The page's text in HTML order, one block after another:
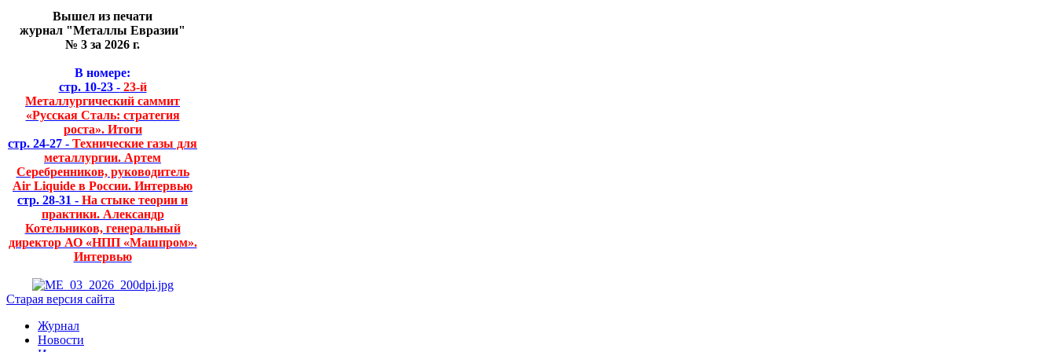
Вышел из печати
журнал "Металлы Евразии"
№ 3 за 2026 г.
В номере:
стр. 10-23 -23-й
Металлургический саммит
«Русская Сталь: стратегия
роста». Итоги
стр. 24-27 - Технические газы для
металлургии. Артем
Серебренников, руководитель
Air Liquide в России. Интервью
стр. 28-31 - На стыке теории и
практики. Александр
Котельников, генеральный
директор АО «НПП «Машпром».
Интервью
Старая версия сайта
Журнал
Новости